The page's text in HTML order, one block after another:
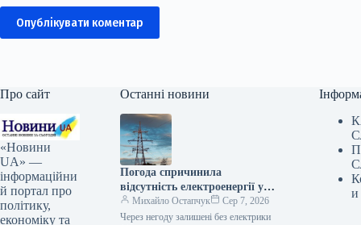
Опублікувати коментар
Про сайт
«Новини
UA» —
інформаційни
й портал про
політику,
економіку та
Останні новини
Погода спричинила
відсутність електроенергії у
118 населених пунктах шести
областей.
Михайло Остапчук
Сер 7, 2026
Через негоду залишені без електрики
и